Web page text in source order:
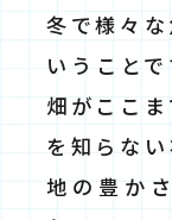
冬で様々
いうこと
畑がここ
を知らな
地の豊か